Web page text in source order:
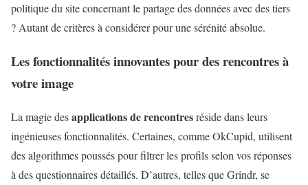
politique du site concernant le partage des données avec des tiers
? Autant de critères à considérer pour une sérénité absolue.
Les fonctionnalités innovantes pour des rencontres à
votre image
La magie desapplications de rencontresréside dans leurs
ingénieuses fonctionnalités. Certaines, comme OkCupid, utilisent
des algorithmes poussés pour filtrer les profils selon vos réponses
à des questionnaires détaillés. D’autres, telles que Grindr, se